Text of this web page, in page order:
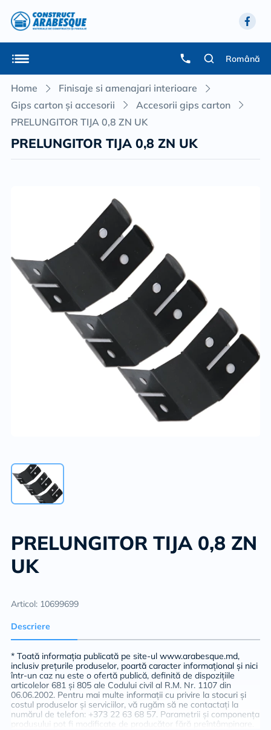
Română
Home
Finisaje si amenajari interioare
Gips carton și accesorii
Accesorii gips carton
PRELUNGITOR TIJA 0,8 ZN UK
PRELUNGITOR TIJA 0,8 ZN UK
PRELUNGITOR TIJA 0,8 ZN
UK
Articol: 10699699
Descriere
* Toată informația publicată pe site-ul www.arabesque.md,
inclusiv prețurile produselor, poartă caracter informațional și nici
într-un caz nu este o ofertă publică, definită de dispozițiile
articolelor 681 și 805 ale Codului civil al R.M. Nr. 1107 din
06.06.2002. Pentru mai multe informații cu privire la stocuri și
costul produselor și serviciilor, vă rugăm să ne contactați la
numărul de telefon: +373 22 63 68 57. Parametrii și componența
produsului pot fi modificate de producător fără preîntâmpinare.